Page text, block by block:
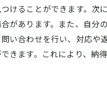
たいポイント
けることができます。次
があります。また、自分
い合わせを行い、対応や
きます。これにより、納